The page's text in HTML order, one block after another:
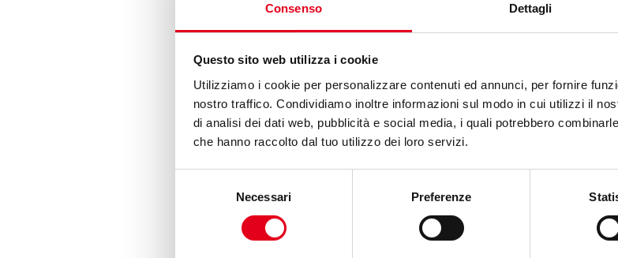
Consenso Dettagli
Questo sito web utilizza i cookie
Utilizziamo i cookie per personalizzare contenuti ed annunci, per fornire
nostro traffico. Condividiamo inoltre informazioni sul modo in cui utilizzi il
di analisi dei dati web, pubblicità e social media, i quali potrebbero
che hanno raccolto dal tuo utilizzo dei loro servizi.
Necessari Preferenze